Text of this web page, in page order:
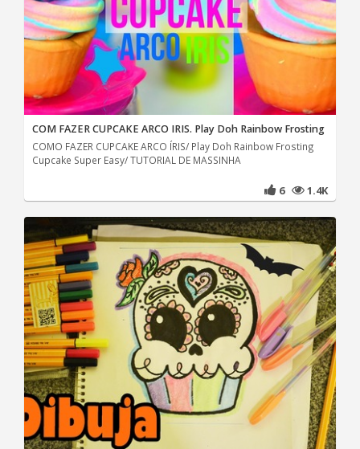
COM FAZER CUPCAKE ARCO IRIS. Play Doh Rainbow Frosting
COMO FAZER CUPCAKE ARCO ÍRIS/ Play Doh Rainbow Frosting
Cupcake Super Easy/ TUTORIAL DE MASSINHA
6 1.4K